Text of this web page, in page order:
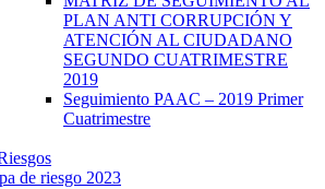
PLAN ANTI CORRUPCIÓN Y
ATENCIÓN AL CIUDADANO
SEGUNDO CUATRIMESTRE
2019
Seguimiento PAAC – 2019 Primer
Cuatrimestre
de riesgo 2023